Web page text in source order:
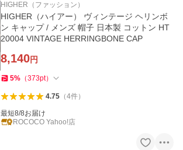
HIGHER（ファッション）
HIGHER（ハイアー） ヴィンテージ ヘリンボ
ン キャップ / メンズ 帽子 日本製 コットン HT
20004 VINTAGE HERRINGBONE CAP
8,140円
5% （373pt）
4.75（4件）
最短8/8お届け
ROCOCO Yahoo!店